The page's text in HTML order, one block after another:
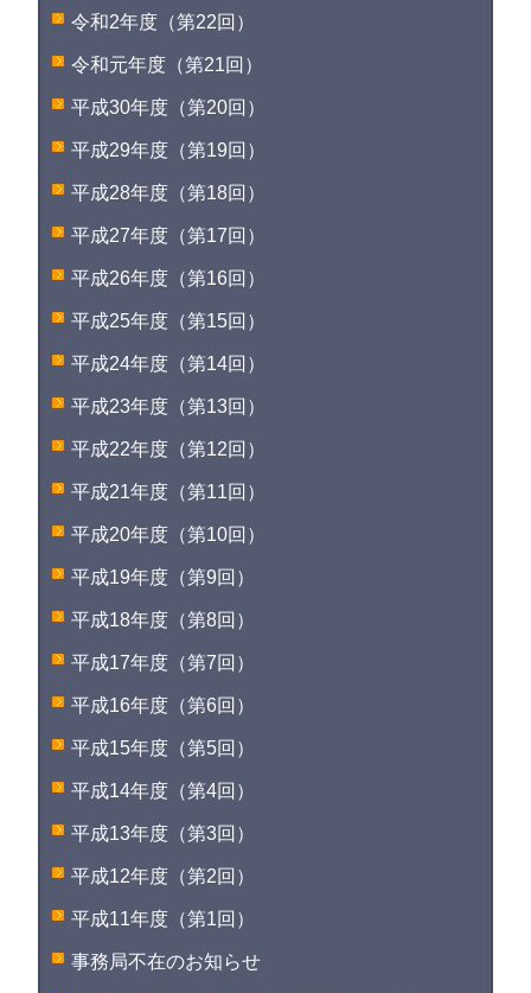
令和2年度（第22回）
令和元年度（第21回）
平成30年度（第20回）
平成29年度（第19回）
平成28年度（第18回）
平成27年度（第17回）
平成26年度（第16回）
平成25年度（第15回）
平成24年度（第14回）
平成23年度（第13回）
平成22年度（第12回）
平成21年度（第11回）
平成20年度（第10回）
平成19年度（第9回）
平成18年度（第8回）
平成17年度（第7回）
平成16年度（第6回）
平成15年度（第5回）
平成14年度（第4回）
平成13年度（第3回）
平成12年度（第2回）
平成11年度（第1回）
事務局不在のお知らせ